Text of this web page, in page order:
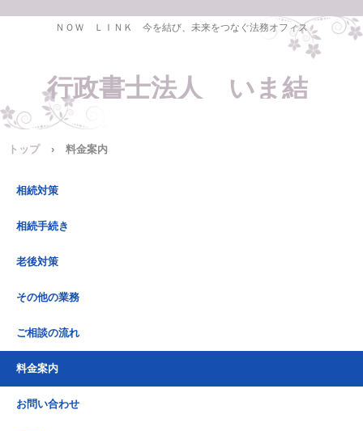
行政書士法人 いま結
ＮＯＷ ＬＩＮＫ 今を結び、未来をつなぐ法務オフィス
トップ › 料金案内
相続対策
相続手続き
老後対策
その他の業務
ご相談の流れ
料金案内
お問い合わせ